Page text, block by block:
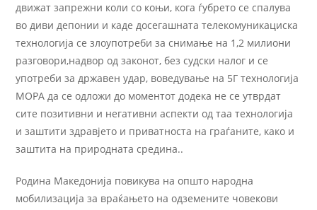
движат запрежни коли со коњи, кога ѓубрето се спалува
во диви депонии и каде досегашната телекомуникациска
технологија се злоупотреби за снимање на 1,2 милиони
разговори,надвор од законот, без судски налог и се
употреби за државен удар, воведување на 5Г технологија
МОРА да се одложи до моментот додека не се утврдат
сите позитивни и негативни аспекти од таа технологија
и заштити здравјето и приватноста на граѓаните, како и
заштита на природната средина..
Родина Македонија повикува на општо народна
мобилизација за враќањето на одземените човекови